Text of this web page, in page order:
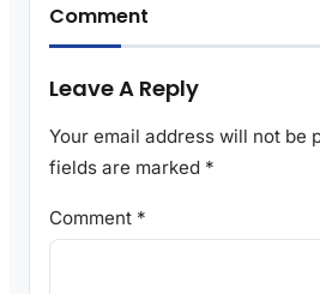
Comment
Leave A Reply
Your email address will not be
fields are marked *
Comment *